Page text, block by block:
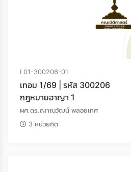
L01-300206-01
เทอม 1/69 | รหัส 300206
กฎหมายอาญา 1
ผศ.ดร.ญาณวัฒน์ พลอยเทศ
3 หน่วยกิต